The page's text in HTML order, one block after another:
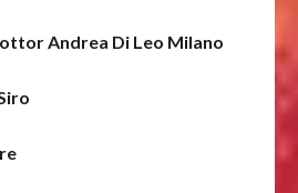
Andrea Di Leo Milano